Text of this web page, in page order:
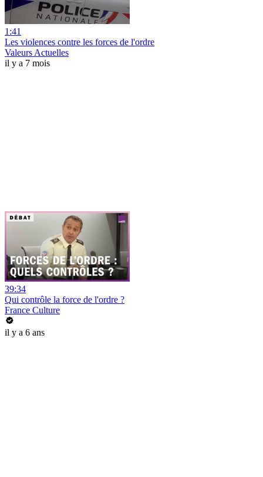
1:41
Les violences contre les forces de l'ordre
Valeurs Actuelles
il y a 7 mois
39:34
Qui contrôle la force de l'ordre ?
France Culture
il y a 6 ans